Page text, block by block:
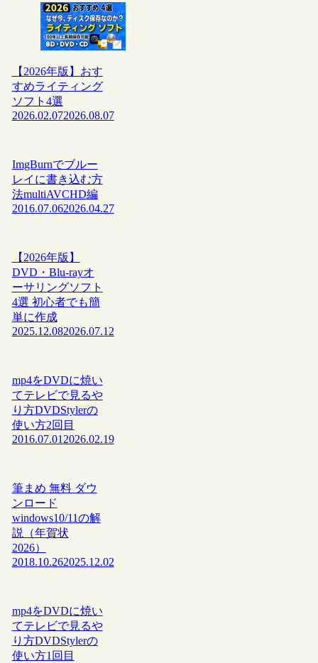
【2026年版】おす
すめライティング
ソフト4選
2026.02.072026.08.07
ImgBurnでブルー
レイに書き込む方
法multiAVCHD編
2016.07.062026.04.27
【2026年版】
DVD・Blu-rayオ
ーサリングソフト
4選 初心者でも簡
単に作成
2025.12.082026.07.12
mp4をDVDに焼い
てテレビで見るや
り方DVDStylerの
使い方2回目
2016.07.012026.02.19
筆まめ 無料 ダウ
ンロード
windows10/11の解
説（年賀状
2026）
2018.10.262025.12.02
mp4をDVDに焼い
てテレビで見るや
り方DVDStylerの
使い方1回目